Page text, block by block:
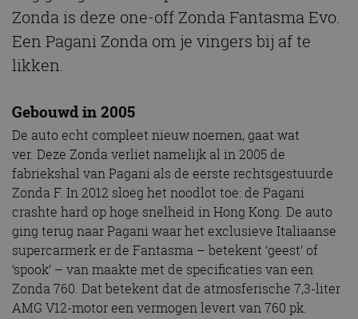
Zonda is deze one-off Zonda Fantasma Evo.
Een Pagani Zonda om je vingers bij af te
likken.
Gebouwd in 2005
De auto echt compleet nieuw noemen, gaat wat
ver. Deze Zonda verliet namelijk al in 2005 de
fabriekshal van Pagani als de eerste rechtsgestuurde
Zonda F. In 2012 sloeg het noodlot toe: de Pagani
crashte hard op hoge snelheid in Hong Kong. De auto
ging terug naar Pagani waar het exclusieve Italiaanse
supercarmerk er de Fantasma – betekent ‘geest’ of
‘spook’ – van maakte met de specificaties van een
Zonda 760. Dat betekent dat de atmosferische 7,3-liter
AMG V12-motor een vermogen levert van 760 pk.